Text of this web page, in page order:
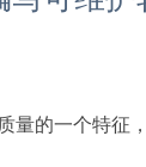
量的一个特征